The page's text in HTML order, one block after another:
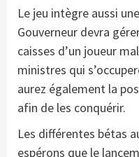
Le jeu intègre aussi
Gouverneur devra
caisses d’un joueur
ministres qui
aurez également la
afin de les conquérir.
Les différentes bétas
espérons que le